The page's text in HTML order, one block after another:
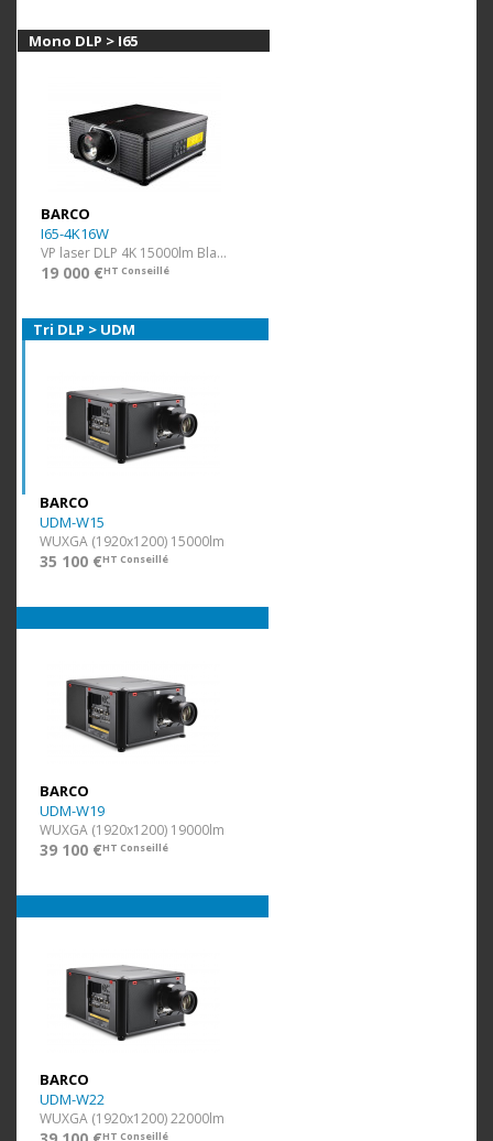
Mono DLP > I65
BARCO
I65-4K16W
VP laser DLP 4K 15000lm Blanc ss optique
19 000 €HT Conseillé
Tri DLP > UDM
BARCO
UDM-W15
WUXGA (1920x1200) 15000lm
35 100 €HT Conseillé
BARCO
UDM-W19
WUXGA (1920x1200) 19000lm
39 100 €HT Conseillé
BARCO
UDM-W22
WUXGA (1920x1200) 22000lm
HT Conseillé